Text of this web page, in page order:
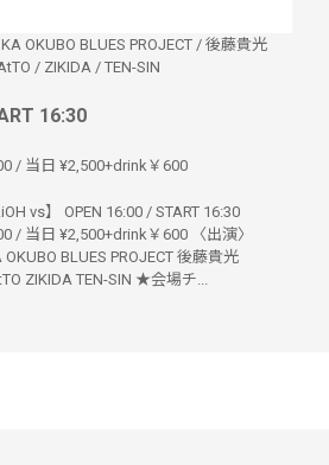
OKUBO BLUES PROJECT / 後藤貴光
/ ZIKIDA / TEN-SIN
16:30
/ 当日 ¥2,500+drink￥600
vs】 OPEN 16:00 / START 16:30
/ 当日 ¥2,500+drink￥600 〈出演〉
BLUES PROJECT 後藤貴光
ZIKIDA TEN-SIN ★会場チ...